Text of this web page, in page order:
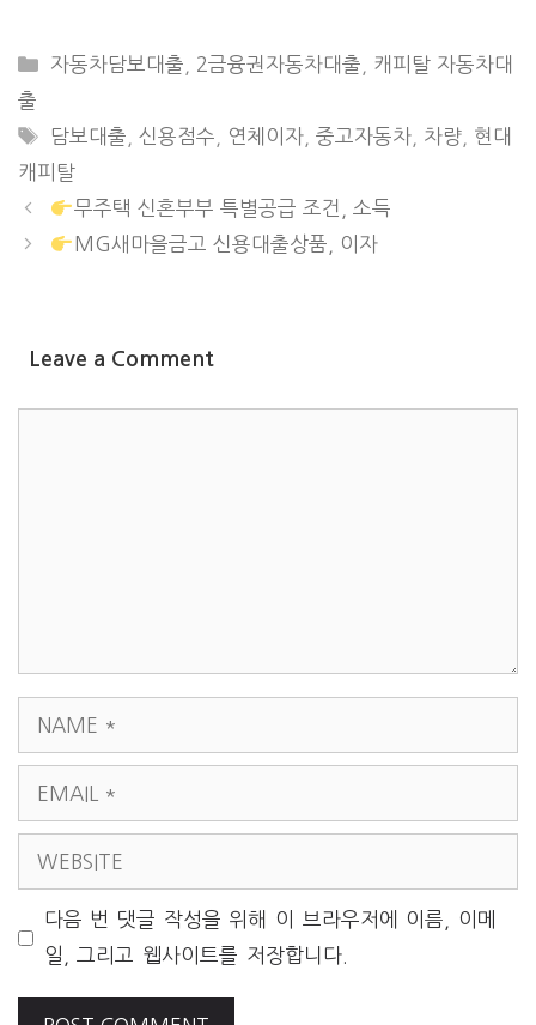
CATEGORIES
자동차담보대출 2금융권자동차대출
캐피탈 자동차대
출
TAGS
담보대출 ,신용점수 연체이자 ,중고자동차 차량
현대
캐피탈
무주택 신혼부부 특별공급 조건, 소득
MG새마을금고 신용대출상품, 이자
Leave a Comment
NAME
EMAIL
WEBSITE
다음 번 댓글 작성을 위해 이 브라우저에 이름, 이메
일, 그리고 웹사이트를 저장합니다.